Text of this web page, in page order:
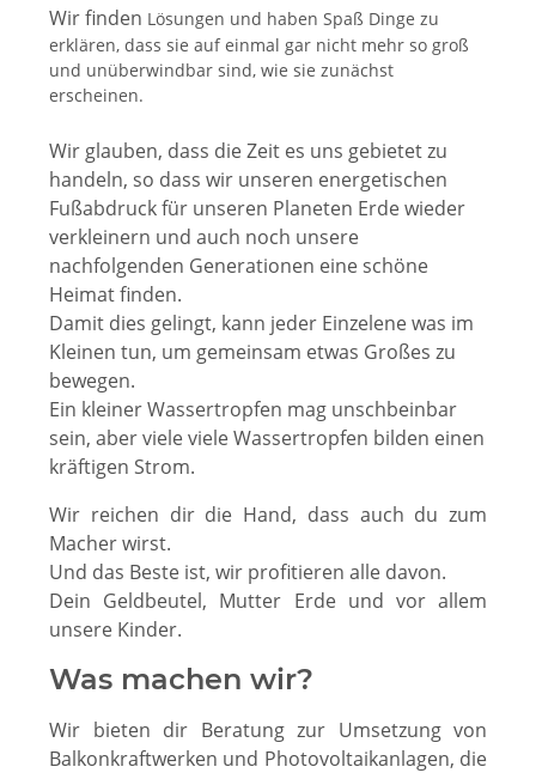
Wir finden Lösungen und haben Spaß Dinge zu
erklären, dass sie auf einmal gar nicht mehr so groß
und unüberwindbar sind, wie sie zunächst
erscheinen.
Wir glauben, dass die Zeit es uns gebietet zu
handeln, so dass wir unseren energetischen
Fußabdruck für unseren Planeten Erde wieder
verkleinern und auch noch unsere
nachfolgenden Generationen eine schöne
Heimat finden.
Damit dies gelingt, kann jeder Einzelene was im
Kleinen tun, um gemeinsam etwas Großes zu
bewegen.
Ein kleiner Wassertropfen mag unschbeinbar
sein, aber viele viele Wassertropfen bilden einen
kräftigen Strom.
Wir reichen dir die Hand, dass auch du zum
Macher wirst.
Und das Beste ist, wir profitieren alle davon.
Dein Geldbeutel, Mutter Erde und vor allem
unsere Kinder.
Was machen wir?
Wir bieten dir Beratung zur Umsetzung von
Balkonkraftwerken und Photovoltaikanlagen, die